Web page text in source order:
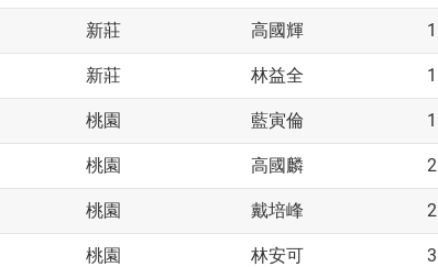
新莊 高國輝 1
新莊 林益全 1
桃園 藍寅倫 1
桃園 高國麟 2
桃園 戴培峰 2
桃園 林安可 3